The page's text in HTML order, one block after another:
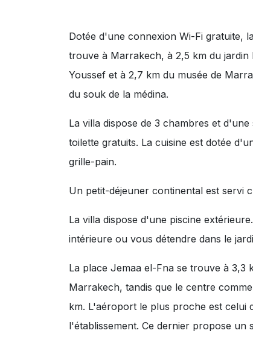
Dotée d'une connexion Wi-Fi gratuite,
trouve à Marrakech, à 2,5 km du
Youssef et à 2,7 km du musée de
du souk de la médina.
La villa dispose de 3 chambres et
toilette gratuits. La cuisine est dotée
grille-pain.
Un petit-déjeuner continental est servi
La villa dispose d'une piscine
intérieure ou vous détendre dans le
La place Jemaa el-Fna se trouve à 3,3
Marrakech, tandis que le centre
km. L'aéroport le plus proche est celui
l'établissement. Ce dernier propose un